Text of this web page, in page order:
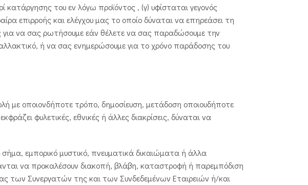
κατάργησης του εν λόγω προϊόντος , (γ) υφίσταται γεγονός
επιρροής και ελέγχου μας το οποίο δύναται να επηρεάσει τη
να σας ρωτήσουμε εάν θέλετε να σας παραδώσουμε την
ή να σας ενημερώσουμε για το χρόνο παράδοσης του
με οποιονδήποτε τρόπο, δημοσίευση, μετάδοση οποιουδήποτε
φυλετικές, εθνικές ή άλλες διακρίσεις, δύναται να
εμπορικό μυστικό, πνευματικά δικαιώματα ή άλλα
να προκαλέσουν διακοπή, βλάβη, καταστροφή ή παρεμπόδιση
των Συνεργατών της και των Συνδεδεμένων Εταιρειών ή/και